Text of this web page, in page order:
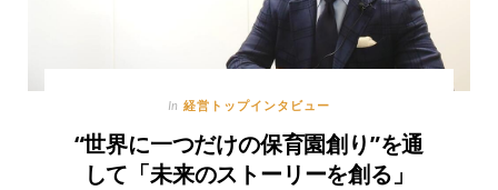
In 経営トップインタビュー
“世界に一つだけの保育園創り”を通
して「未来のストーリーを創る」